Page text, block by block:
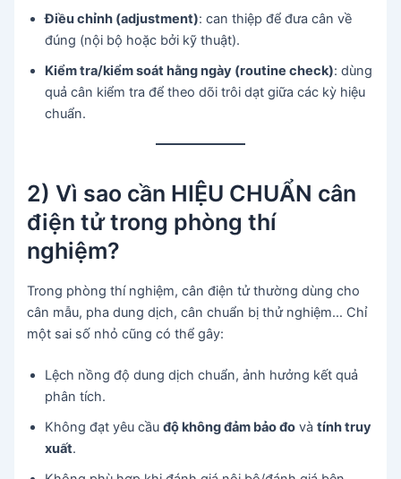
Điều chỉnh (adjustment): can thiệp để đưa cân về
đúng (nội bộ hoặc bởi kỹ thuật).
Kiểm tra/kiểm soát hằng ngày (routine check): dùng
quả cân kiểm tra để theo dõi trôi dạt giữa các kỳ hiệu
chuẩn.
2) Vì sao cần HIỆU CHUẨN cân
điện tử trong phòng thí
nghiệm?
Trong phòng thí nghiệm, cân điện tử thường dùng cho
cân mẫu, pha dung dịch, cân chuẩn bị thử nghiệm… Chỉ
một sai số nhỏ cũng có thể gây:
Lệch nồng độ dung dịch chuẩn, ảnh hưởng kết quả
phân tích.
Không đạt yêu cầuđộ không đảm bảo đo vàtính truy
xuất.